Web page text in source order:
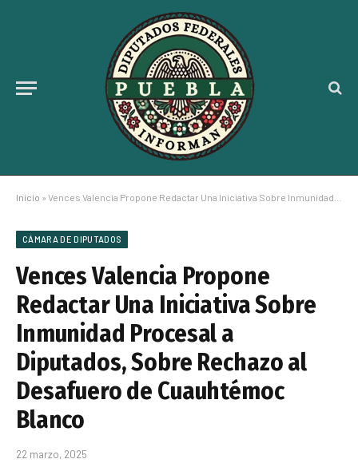
Inicio » Vences Valencia Propone Redactar Una Iniciativa Sobre Inmunidad Procesal a Diputados, Sobre Rechazo al Desafuero de Cuauhtémoc Blanco
CÁMARA DE DIPUTADOS
Vences Valencia Propone
Redactar Una Iniciativa Sobre
Inmunidad Procesal a
Diputados, Sobre Rechazo al
Desafuero de Cuauhtémoc
Blanco
22 marzo, 2025